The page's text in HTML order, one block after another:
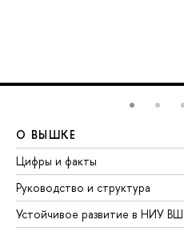
О ВЫШКЕ
Цифры и факты
Руководство и структура
Устойчивое развитие в НИУ